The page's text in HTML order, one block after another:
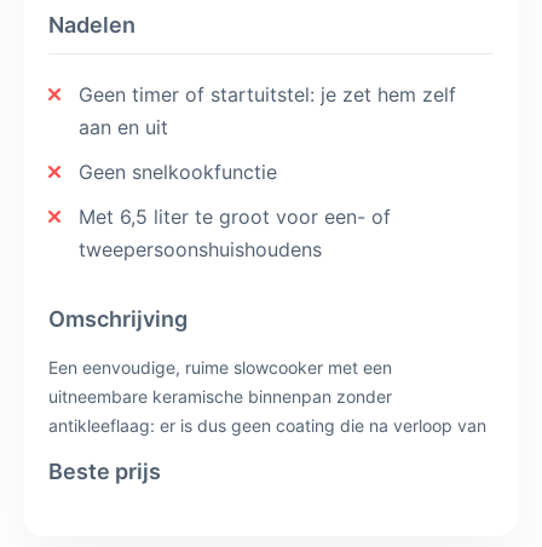
Nadelen
Geen timer of startuitstel: je zet hem zelf
aan en uit
Geen snelkookfunctie
Met 6,5 liter te groot voor een- of
tweepersoonshuishoudens
Omschrijving
Een eenvoudige, ruime slowcooker met een
uitneembare keramische binnenpan zonder
antikleeflaag: er is dus geen coating die na verloop van
warmhoudfunctie. Met 290 watt blijft het verbruik
Beste prijs